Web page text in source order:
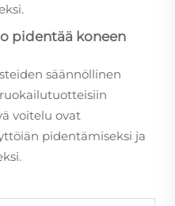
pidentää koneen
säännöllinen
voitelu ovat
pidentämiseksi ja